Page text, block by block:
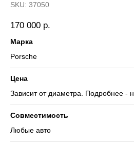
SKU: 37050
170 000 р.
Марка
Porsche
Цена
Зависит от диаметра. Подробнее -
Совместимость
Любые авто